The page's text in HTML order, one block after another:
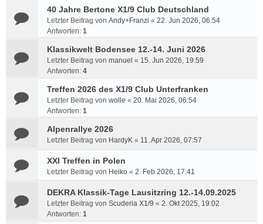
40 Jahre Bertone X1/9 Club Deutschland
Letzter Beitrag von Andy+Franzi « 22. Jun 2026, 06:54
Antworten: 1
Klassikwelt Bodensee 12.-14. Juni 2026
Letzter Beitrag von manuel « 15. Jun 2026, 19:59
Antworten: 4
Treffen 2026 des X1/9 Club Unterfranken
Letzter Beitrag von wolle « 20. Mai 2026, 06:54
Antworten: 1
Alpenrallye 2026
Letzter Beitrag von HardyK « 11. Apr 2026, 07:57
XXI Treffen in Polen
Letzter Beitrag von Heiko « 2. Feb 2026, 17:41
DEKRA Klassik-Tage Lausitzring 12.-14.09.2025
Letzter Beitrag von Scuderia X1/9 « 2. Okt 2025, 19:02
Antworten: 1